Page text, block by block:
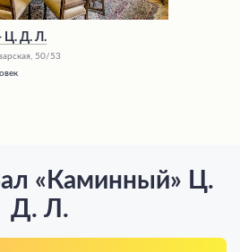
Ц. Д. Л.
50/53
«Каминный» Ц.
Д. Л.